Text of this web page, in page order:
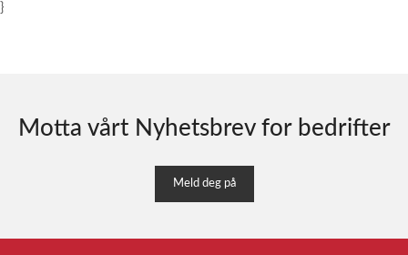
}
Motta vårt Nyhetsbrev for bedrifter
Meld deg på